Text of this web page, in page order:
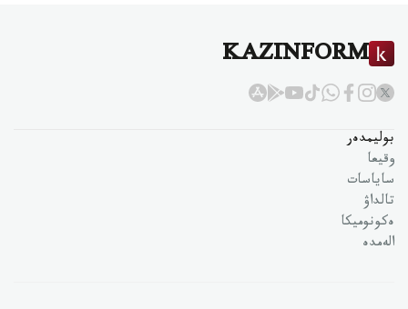
KAZINFORM
بوليمدەر
وقيعا
ساياسات
تالداۋ
ەكونوميكا
الەمدە